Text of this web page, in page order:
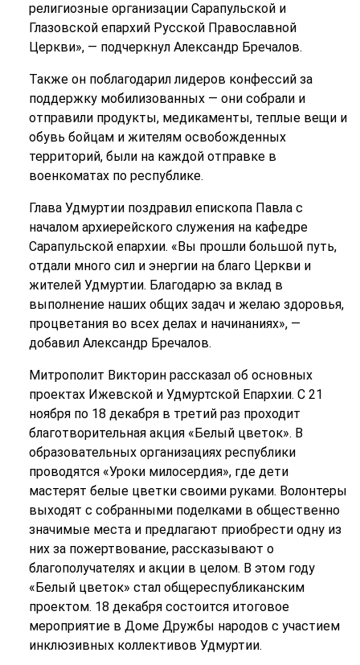
религиозные организации Сарапульской и
Глазовской епархий Русской Православной
Церкви», — подчеркнул Александр Бречалов.
Также он поблагодарил лидеров конфессий за
поддержку мобилизованных — они собрали и
отправили продукты, медикаменты, теплые вещи и
обувь бойцам и жителям освобожденных
территорий, были на каждой отправке в
военкоматах по республике.
Глава Удмуртии поздравил епископа Павла с
началом архиерейского служения на кафедре
Сарапульской епархии. «Вы прошли большой путь,
отдали много сил и энергии на благо Церкви и
жителей Удмуртии. Благодарю за вклад в
выполнение наших общих задач и желаю здоровья,
процветания во всех делах и начинаниях», —
добавил Александр Бречалов.
Митрополит Викторин рассказал об основных
проектах Ижевской и Удмуртской Епархии. С 21
ноября по 18 декабря в третий раз проходит
благотворительная акция «Белый цветок». В
образовательных организациях республики
проводятся «Уроки милосердия», где дети
мастерят белые цветки своими руками. Волонтеры
выходят с собранными поделками в общественно
значимые места и предлагают приобрести одну из
них за пожертвование, рассказывают о
благополучателях и акции в целом. В этом году
«Белый цветок» стал общереспубликанским
проектом. 18 декабря состоится итоговое
мероприятие в Доме Дружбы народов с участием
инклюзивных коллективов Удмуртии.